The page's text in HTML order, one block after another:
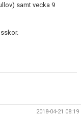
samt vecka 9
2018-04-21 08:19